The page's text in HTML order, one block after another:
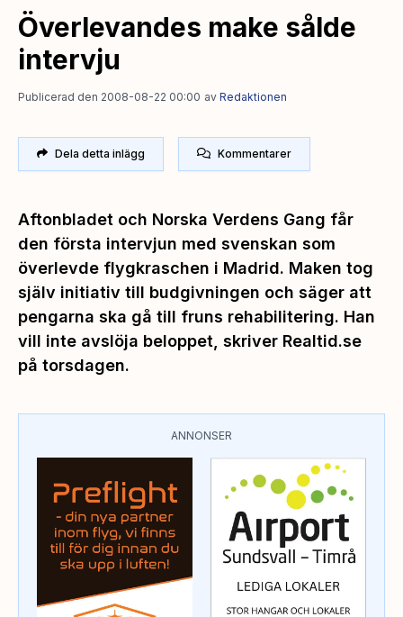
Överlevandes make sålde
intervju
Publicerad den 2008-08-22 00:00 av Redaktionen
Dela detta inlägg Kommentarer
Aftonbladet och Norska Verdens Gang får
den första intervjun med svenskan som
överlevde flygkraschen i Madrid. Maken tog
själv initiativ till budgivningen och säger att
pengarna ska gå till fruns rehabilitering. Han
vill inte avslöja beloppet, skriver Realtid.se
på torsdagen.
ANNONSER